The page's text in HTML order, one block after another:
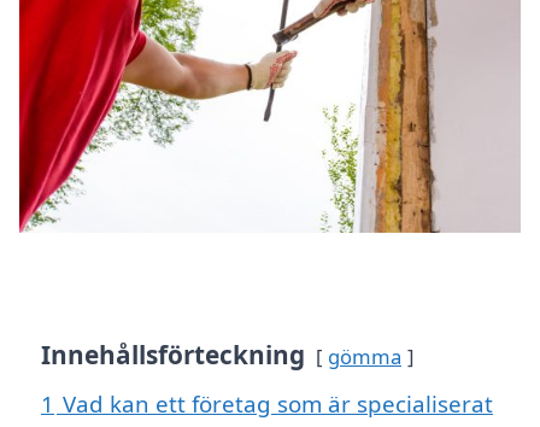
Innehållsförteckning gömma
1 Vad kan ett företag som är specialiserat